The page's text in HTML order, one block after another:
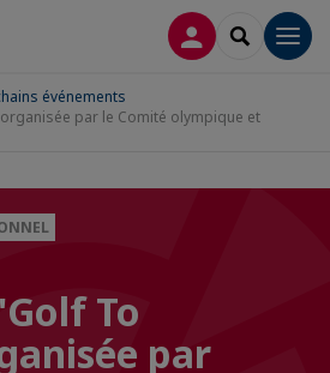
CONNEXION
événements
par le Comité olympique et
To
par